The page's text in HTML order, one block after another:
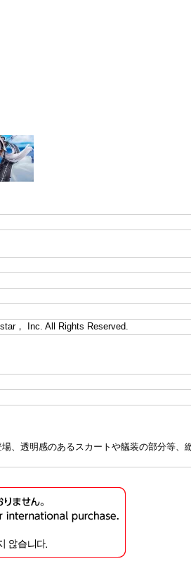
， Inc. All Rights Reserved.
、透明感のあるスカートや艤装の部分等、